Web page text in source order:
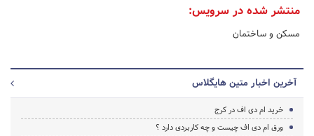
منتشر شده در سرویس:
مسکن و ساختمان
آخرین اخبار متین هایگلاس
خرید ام دی اف در کرج
ورق ام دی اف چیست و چه کاربردی دارد ؟